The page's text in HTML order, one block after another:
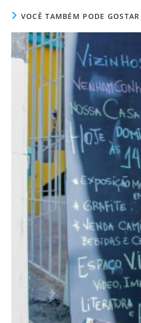
VOCÊ TAMBÉM PODE GOSTAR